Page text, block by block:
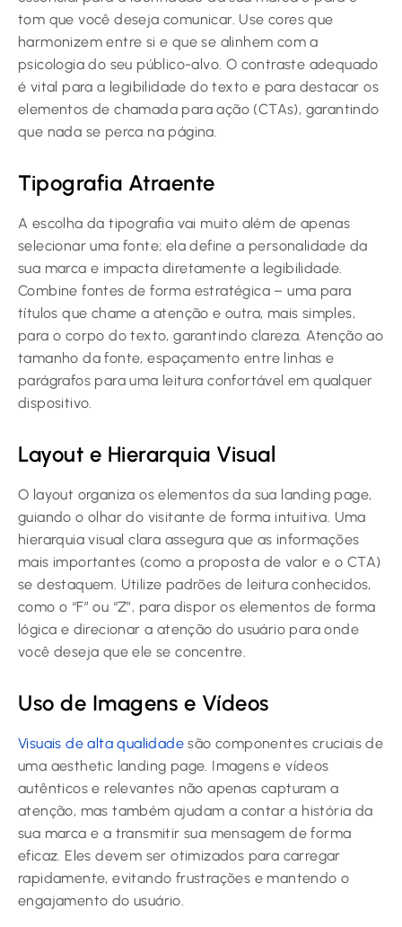
tom que você deseja comunicar. Use cores que
harmonizem entre si e que se alinhem com a
psicologia do seu público-alvo. O contraste adequado
é vital para a legibilidade do texto e para destacar os
elementos de chamada para ação (CTAs), garantindo
que nada se perca na página.
Tipografia Atraente
A escolha da tipografia vai muito além de apenas
selecionar uma fonte; ela define a personalidade da
sua marca e impacta diretamente a legibilidade.
Combine fontes de forma estratégica – uma para
títulos que chame a atenção e outra, mais simples,
para o corpo do texto, garantindo clareza. Atenção ao
tamanho da fonte, espaçamento entre linhas e
parágrafos para uma leitura confortável em qualquer
dispositivo.
Layout e Hierarquia Visual
O layout organiza os elementos da sua landing page,
guiando o olhar do visitante de forma intuitiva. Uma
hierarquia visual clara assegura que as informações
mais importantes (como a proposta de valor e o CTA)
se destaquem. Utilize padrões de leitura conhecidos,
como o “F” ou “Z”, para dispor os elementos de forma
lógica e direcionar a atenção do usuário para onde
você deseja que ele se concentre.
Uso de Imagens e Vídeos
Visuais de alta qualidade são componentes cruciais de
uma aesthetic landing page. Imagens e vídeos
autênticos e relevantes não apenas capturam a
atenção, mas também ajudam a contar a história da
sua marca e a transmitir sua mensagem de forma
eficaz. Eles devem ser otimizados para carregar
rapidamente, evitando frustrações e mantendo o
engajamento do usuário.